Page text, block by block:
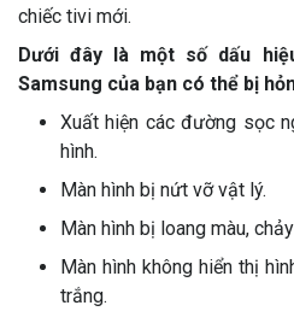
chiếc tivi mới.
Dưới đây là một số dấu
Samsung của bạn có thể bị
Xuất hiện các đường sọc
hình.
Màn hình bị nứt vỡ vật lý.
Màn hình bị loang màu,
Màn hình không hiển thị
trắng.